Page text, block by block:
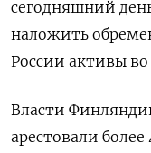
сегодняшний
наложить
России активы
Власти
арестовали